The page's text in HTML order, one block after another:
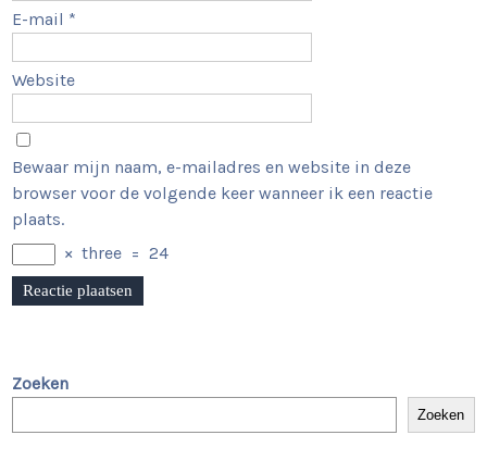
E-mail *
Website
Bewaar mijn naam, e-mailadres en website in deze
browser voor de volgende keer wanneer ik een reactie
plaats.
× three = 24
Zoeken
Zoeken